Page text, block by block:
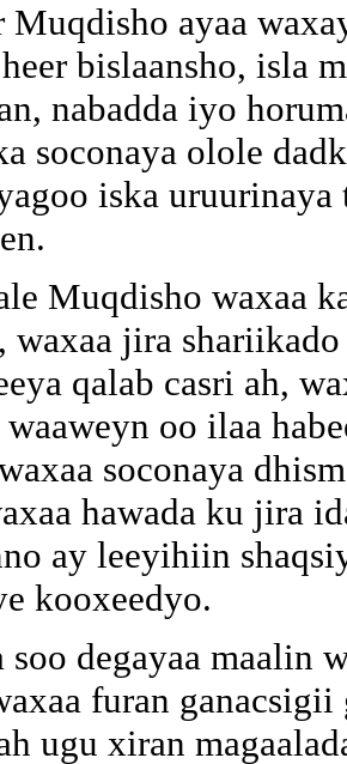
Muqdisho ayaa
bislaansho, isla
nabadda iyo
soconaya olole
iska
Muqdisho waxaa
waxaa jira
qalab casri ah,
oo ilaa
soconaya
hawada ku jira
ay leeyihiin
kooxeedyo.
soo degayaa maalin
furan
ugu xiran